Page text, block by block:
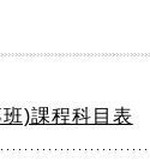
)課程科目表